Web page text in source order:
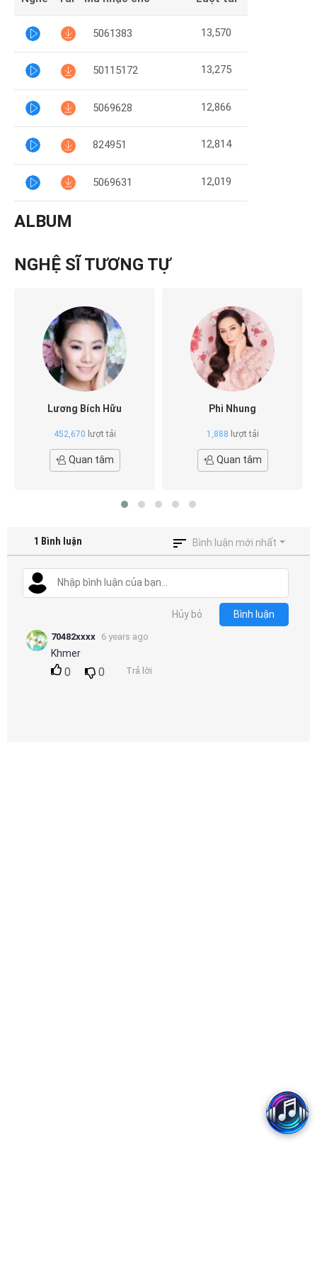
5061383 13,570
50115172 13,275
5069628 12,866
824951 12,814
5069631 12,019
ALBUM
NGHỆ SĨ TƯƠNG TỰ
Lương Bích Hữu
452,670 lượt tải
Quan tâm
Phi Nhung
1,888 lượt tải
Quan tâm
1 Bình luận Bình luận mới nhất
Hủy bỏ Bình luận
70482xxxx 6 years ago
Khmer
0 0 Trả lời